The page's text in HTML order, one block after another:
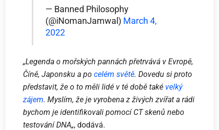
— Banned Philosophy
(@iNomanJamwal) March 4,
2022
„Legenda o mořských pannách přetrvává v Evropě,
Číně, Japonsku a pocelém světě. Dovedu si proto
představit, že o to měli lidé v té době také velký
zájem. Myslím, že je vyrobena z živých zvířat a rádi
bychom je identifikovali pomocí CT skenů nebo
testování DNA„, dodává.